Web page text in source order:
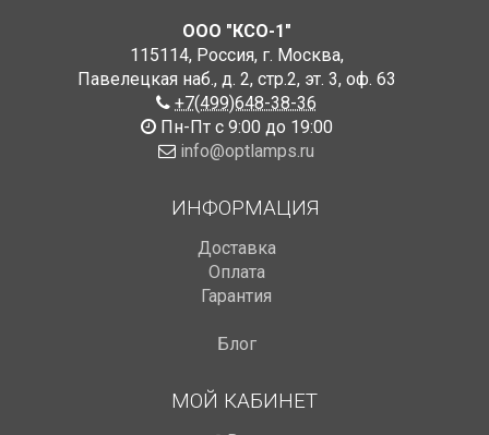
ООО "КСО-1"
115114, Россия, г. Москва,
Павелецкая наб., д. 2, стр.2, эт. 3, оф. 63
+7(499)648-38-36
Пн-Пт с 9:00 до 19:00
info@optlamps.ru
ИНФОРМАЦИЯ
Доставка
Оплата
Гарантия
Блог
МОЙ КАБИНЕТ